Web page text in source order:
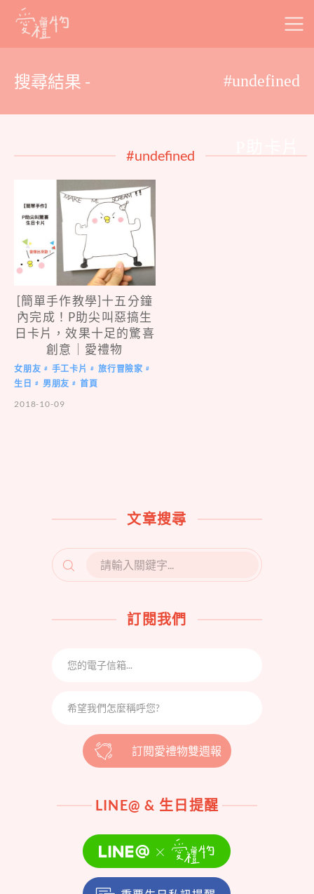
Skip
搜尋結果 - #undefined
#undefined
[簡單手作教學]十五分鐘
內完成！P助尖叫惡搞生
日卡片，效果十足的驚喜
創意｜愛禮物
女朋友 # 手工卡片 # 旅行冒險家 #
生日 # 男朋友 #
首頁
2018-10-09
文章搜尋
SEARCH
FOR:
訂閱我們
訂閱愛禮物雙週報
LINE@ & 生日提醒